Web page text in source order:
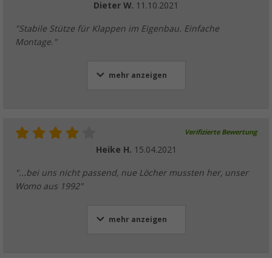
Dieter W. 11.10.2021
"Stabile Stütze für Klappen im Eigenbau. Einfache
Montage."
mehr anzeigen
Verifizierte Bewertung
Heike H. 15.04.2021
"...bei uns nicht passend, nue Löcher mussten her, unser
Womo aus 1992"
mehr anzeigen